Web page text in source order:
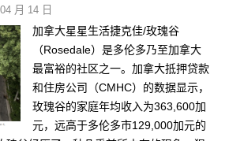
月 14 日
加拿大星星生活捷克佳/玫瑰谷
（Rosedale）是多伦多乃至加拿大
最富裕的社区之一。加拿大抵押贷款
和住房公司（CMHC）的数据显示，
玫瑰谷的家庭年均收入为363,600加
元，远高于多伦多市129,000加元的